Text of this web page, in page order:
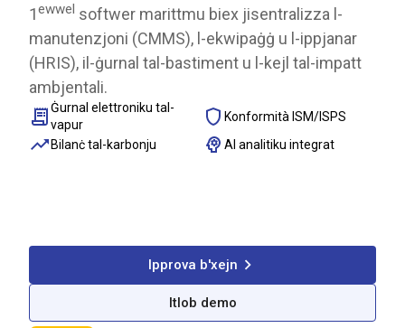
1ewwel softwer marittmu biex jisentralizza l-
manutenzjoni (CMMS), l-ekwipaġġ u l-ippjanar
(HRIS), il-ġurnal tal-bastiment u l-kejl tal-impatt
ambjentali.
Ġurnal elettroniku tal-
vapur
Konformità ISM/ISPS
Bilanċ tal-karbonju
AI analitiku integrat
Ipprova b'xejn
Itlob demo